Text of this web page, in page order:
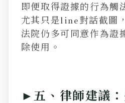
即便取得證據的行為觸
尤其只是line對話截圖，
法院仍多可同意作為證
除使用。
►五、律師建議